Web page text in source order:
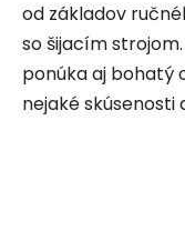
od základov
so šijacím
ponúka aj bohatý
nejaké skúsenosti